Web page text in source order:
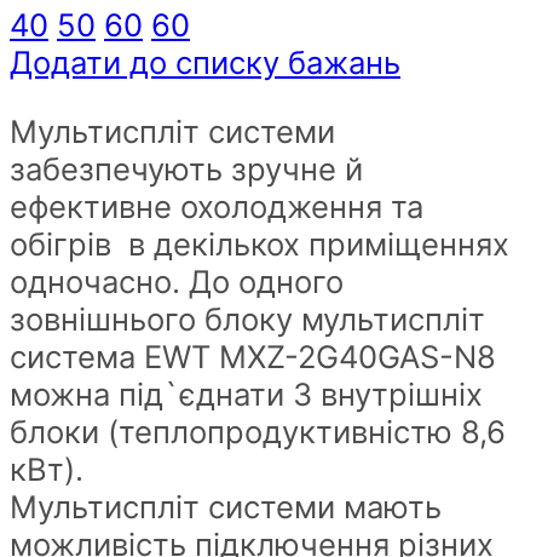
MXZ-
4G80GAS-
мультиспліт
система
quantity
40 50 60 60
Додати до списку бажань
Мультиспліт системи
забезпечують зручне й
ефективне охолодження та
обігрів в декількох приміщеннях
одночасно. До одного
зовнішнього блоку мультиспліт
система EWT MXZ-2G40GAS-N8
можна під`єднати 3 внутрішніх
блоки (теплопродуктивністю 8,6
кВт).
Мультиспліт системи мають
можливість підключення різних